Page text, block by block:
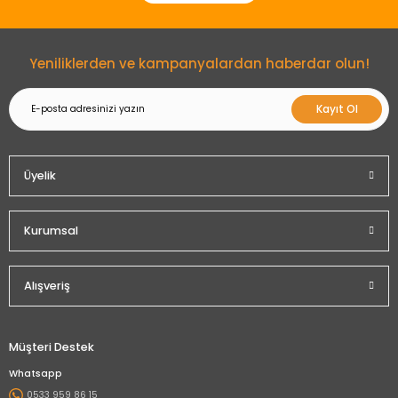
Yeniliklerden ve kampanyalardan haberdar olun!
Kayıt Ol
Üyelik
Kurumsal
Alışveriş
Müşteri Destek
Whatsapp
0533 959 86 15